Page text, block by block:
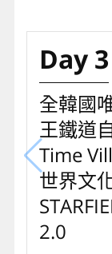
Day 3
全韓國
王鐵道
Time
世界文
2.0